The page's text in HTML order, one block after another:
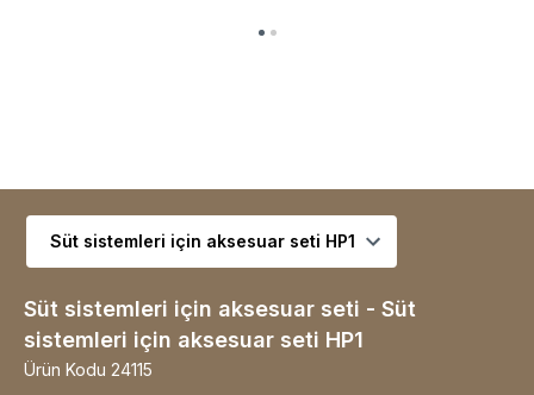
Çeşit seçin
Süt sistemleri için aksesuar seti - Süt
sistemleri için aksesuar seti HP1
Ürün Kodu 24115